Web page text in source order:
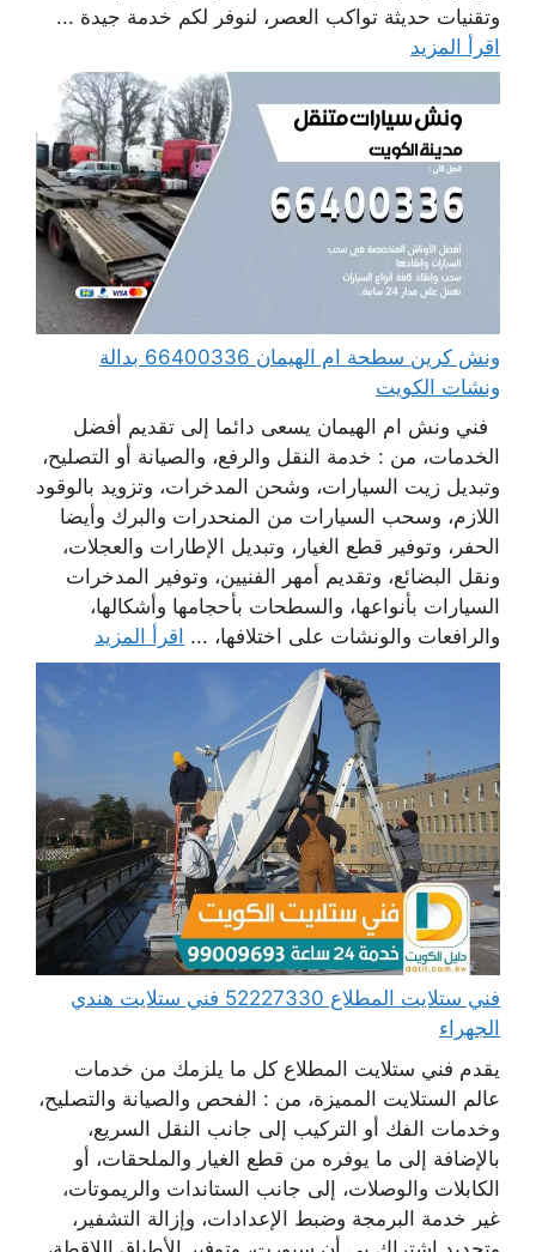
وتقنيات حديثة تواكب العصر، لنوفر لكم خدمة جيدة ...
اقرأ المزيد
ونش كرين سطحة ام الهيمان 66400336 بدالة
ونشات الكويت
فني ونش ام الهيمان يسعى دائما إلى تقديم أفضل
الخدمات، من : خدمة النقل والرفع، والصيانة أو التصليح،
وتبديل زيت السيارات، وشحن المدخرات، وتزويد بالوقود
اللازم، وسحب السيارات من المنحدرات والبرك وأيضا
الحفر، وتوفير قطع الغيار، وتبديل الإطارات والعجلات،
ونقل البضائع، وتقديم أمهر الفنيين، وتوفير المدخرات
السيارات بأنواعها، والسطحات بأحجامها وأشكالها،
والرافعات والونشات على اختلافها، ... اقرأ المزيد
فني ستلايت المطلاع 52227330 فني ستلايت هندي
الجهراء
يقدم فني ستلايت المطلاع كل ما يلزمك من خدمات
عالم الستلايت المميزة، من : الفحص والصيانة والتصليح،
وخدمات الفك أو التركيب إلى جانب النقل السريع،
بالإضافة إلى ما يوفره من قطع الغيار والملحقات، أو
الكابلات والوصلات، إلى جانب الستاندات والريموتات،
غير خدمة البرمجة وضبط الإعدادات، وإزالة التشفير،